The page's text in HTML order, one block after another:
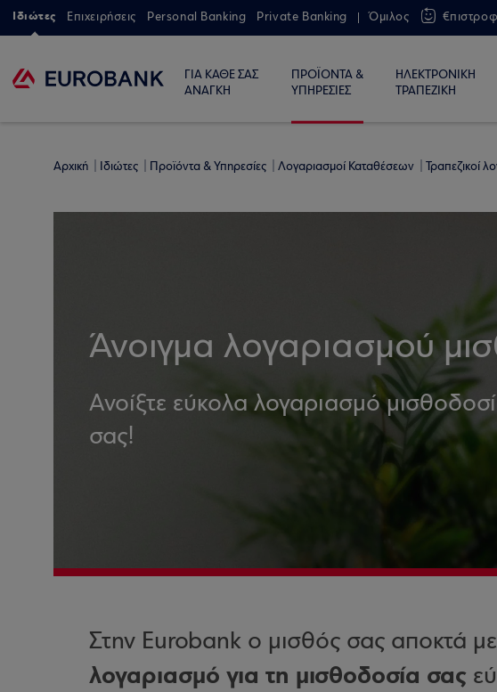
Ιδιώτες Επιχειρήσεις Personal Banking Private Banking Όμιλος
ΓΙΑ ΚΑΘΕ ΣΑΣ
ΑΝΑΓΚΗ
ΠΡΟΪΟΝΤΑ &
ΥΠΗΡΕΣΙΕΣ
ΗΛΕΚΤΡΟΝΙΚΗ
ΤΡΑΠΕΖΙΚΗ
Αρχική Ιδιώτες Προϊόντα & Υπηρεσίες Λογαριασμοί Καταθέσεων Τραπεζικοί
Άνοιγμα λογαριασμού
Ανοίξτε εύκολα λογαριασμό
σας!
Στην Eurobank ο μισθός σας αποκτά
λογαριασμό για τη μισθοδοσία σας